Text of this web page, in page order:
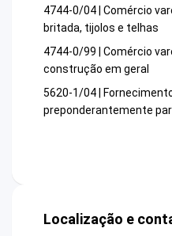
4744-0/04 | Comércio
britada, tijolos e telhas
4744-0/99 | Comércio
construção em geral
5620-1/04 |
preponderantemente
Localização e